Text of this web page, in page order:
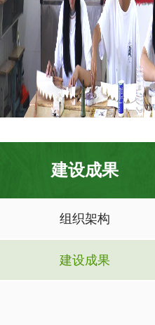
建设成果
组织架构
建设成果